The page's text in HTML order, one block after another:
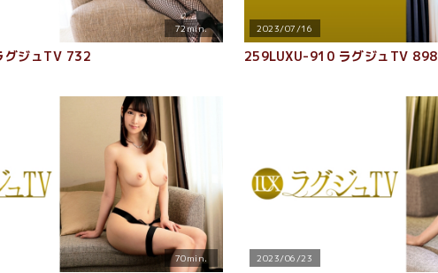
72min.
ジュTV 732
2023/07/16
259LUXU-910 ラグジュTV 898
70min. 2023/06/23